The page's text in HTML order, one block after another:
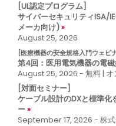
[UL認定プログラム]
サイバーセキュリティISA/
メーカ向け)
August 25, 2026
[医療機器の安全規格入門ウェビ
第4回：医用電気機器の電
August 25, 2026 - 無料 | オ
[対面セミナー]
ケーブル設計のDXと標準
ー
September 17, 2026 - 株